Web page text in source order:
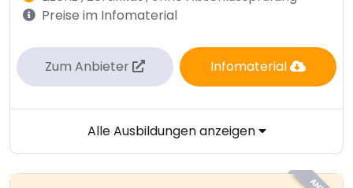
Preise im Infomaterial
Zum Anbieter Infomaterial
Alle Ausbildungen anzeigen